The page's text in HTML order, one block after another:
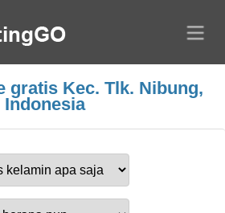
gratis Kec. Tlk. Nibung,
Indonesia